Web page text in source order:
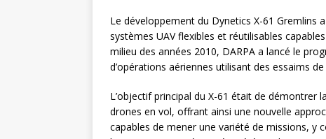
Le développement du Dynetics X-61 Gremlins
systèmes UAV flexibles et réutilisables
milieu des années 2010, DARPA a lancé le
d’opérations aériennes utilisant des essaims
L’objectif principal du X-61 était de démontrer
drones en vol, offrant ainsi une nouvelle
capables de mener une variété de missions, y